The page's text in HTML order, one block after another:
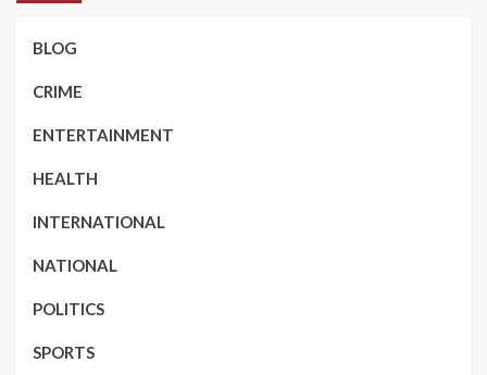
BLOG
CRIME
ENTERTAINMENT
HEALTH
INTERNATIONAL
NATIONAL
POLITICS
SPORTS